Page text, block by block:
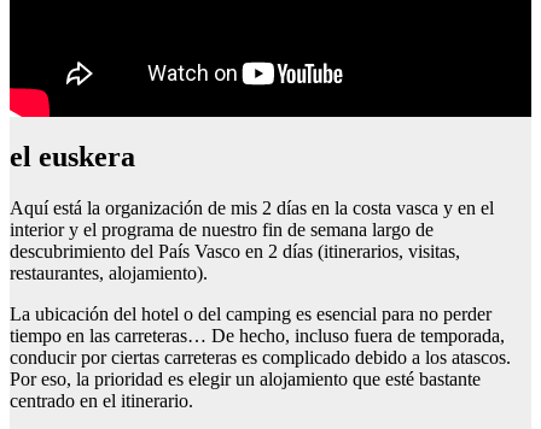
el euskera
Aquí está la organización de mis 2 días en la costa vasca y en el
interior y el programa de nuestro fin de semana largo de
descubrimiento del País Vasco en 2 días (itinerarios, visitas,
restaurantes, alojamiento).
La ubicación del hotel o del camping es esencial para no perder
tiempo en las carreteras… De hecho, incluso fuera de temporada,
conducir por ciertas carreteras es complicado debido a los atascos.
Por eso, la prioridad es elegir un alojamiento que esté bastante
centrado en el itinerario.